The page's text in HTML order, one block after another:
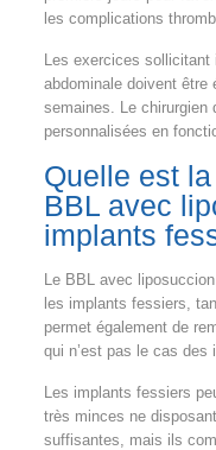
les complications
Les exercices
abdominale doivent
semaines. Le chirurgien
personnalisées en
Quelle est
BBL avec
implants
Le BBL avec
les implants fessiers,
permet également de
qui n’est pas le cas des
Les implants fessiers
très minces ne
suffisantes, mais ils